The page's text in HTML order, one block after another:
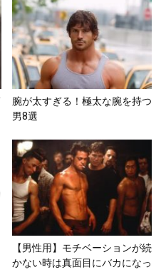
腕が太すぎる！極太な腕を持つ
男8選
【男性用】モチベーションが続
かない時は真面目にバカになっ